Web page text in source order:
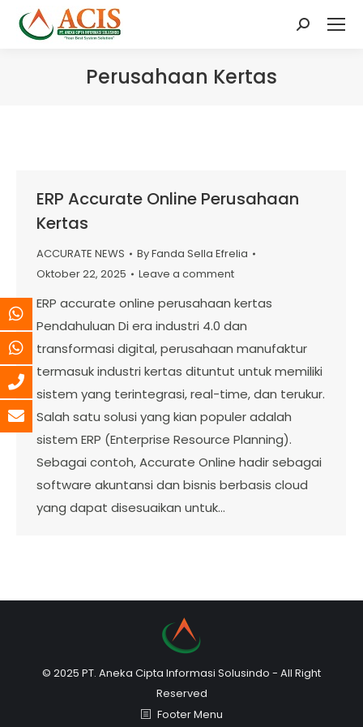
Search:
Perusahaan Kertas
ERP Accurate Online Perusahaan
Kertas
ACCURATE NEWS ByFanda Sella Efrelia
Oktober 22, 2025
Leave a comment
ERP accurate online perusahaan kertas
Pendahuluan Di era industri 4.0 dan
transformasi digital, perusahaan manufaktur
termasuk industri kertas dituntut untuk memiliki
sistem yang terintegrasi, real-time, dan terukur.
Salah satu solusi yang kian populer adalah
sistem ERP (Enterprise Resource Planning).
Sebagai contoh, Accurate Online hadir sebagai
software akuntansi dan bisnis berbasis cloud
yang dapat disesuaikan untuk…
© 2025 PT. Aneka Cipta Informasi Solusindo - All Right
Reserved
Footer Menu